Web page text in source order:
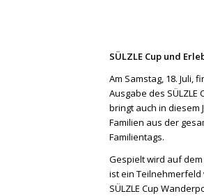
SÜLZLE Cup und
Am Samstag, 18. Juli,
Ausgabe des
bringt auch in diesem
Familien aus der
Familientags.
Gespielt wird auf
ist ein Teilnehmerfeld
SÜLZLE Cup